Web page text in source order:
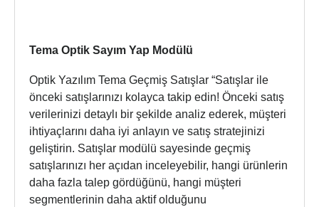
Tema Optik Sayım Yap Modülü
Optik Yazılım Tema Geçmiş Satışlar “Satışlar ile
önceki satışlarınızı kolayca takip edin! Önceki satış
verilerinizi detaylı bir şekilde analiz ederek, müşteri
ihtiyaçlarını daha iyi anlayın ve satış stratejinizi
geliştirin. Satışlar modülü sayesinde geçmiş
satışlarınızı her açıdan inceleyebilir, hangi ürünlerin
daha fazla talep gördüğünü, hangi müşteri
segmentlerinin daha aktif olduğunu